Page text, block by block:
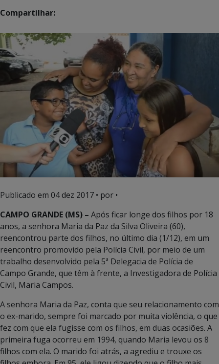
Compartilhar:
Publicado em 04 dez 2017 • por •
CAMPO GRANDE (MS) – Após ficar longe dos filhos por 18
anos, a senhora Maria da Paz da Silva Oliveira (60),
reencontrou parte dos filhos, no último dia (1/12), em um
reencontro promovido pela Polícia Civil, por meio de um
trabalho desenvolvido pela 5ª Delegacia de Polícia de
Campo Grande, que têm à frente, a Investigadora de Polícia
Civil, Maria Campos.
A senhora Maria da Paz, conta que seu relacionamento com
o ex-marido, sempre foi marcado por muita violência, o que
fez com que ela fugisse com os filhos, em duas ocasiões. A
primeira fuga ocorreu em 1994, quando Maria levou os 8
filhos com ela. O marido foi atrás, a agrediu e trouxe os